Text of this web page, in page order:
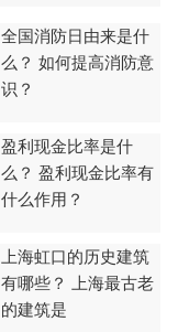
全国消防日由来是什
么？ 如何提高消防意
识？
盈利现金比率是什
么？ 盈利现金比率有
什么作用？
上海虹口的历史建筑
有哪些？ 上海最古老
的建筑是